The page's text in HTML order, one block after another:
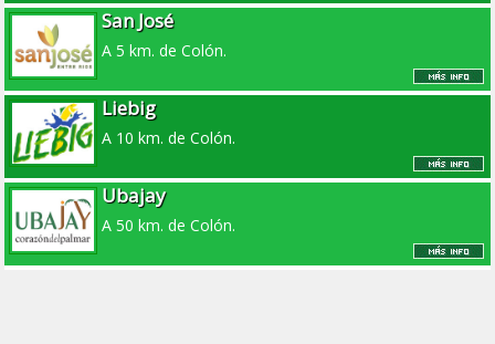
San José
A 5 km. de Colón.
Liebig
A 10 km. de Colón.
Ubajay
A 50 km. de Colón.